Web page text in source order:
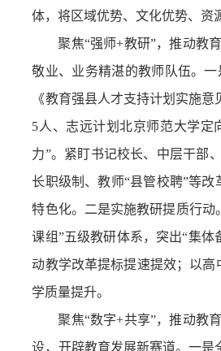
体，将区域优势、文化优势、资
聚焦“强师+教研”，推动教
敬业、业务精湛的教师队伍。
《教育强县人才支持计划实施
5人、志远计划北京师范大学定
力”。紧盯书记校长、中层干部
长职级制、教师“县管校聘”等
特色化。二是实施教研提质行动
课组”五级教研体系，突出“集
动教学改革提标提速提效；以
学质量提升。
聚焦“数字+共享”，推动教
设，开辟教育发展新赛道。一是